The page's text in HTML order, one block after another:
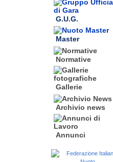
G.U.G.
Master
Normative
Gallerie
Archivio news
Annunci